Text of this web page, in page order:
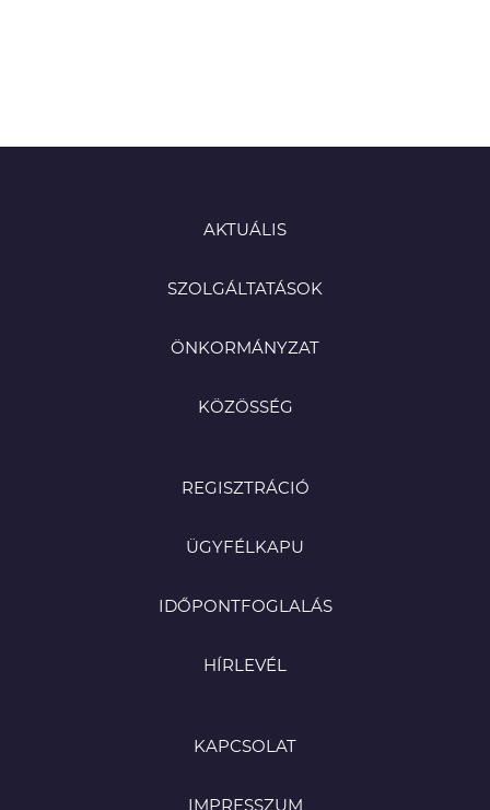
AKTUÁLIS
SZOLGÁLTATÁSOK
ÖNKORMÁNYZAT
KÖZÖSSÉG
REGISZTRÁCIÓ
ÜGYFÉLKAPU
IDŐPONTFOGLALÁS
HÍRLEVÉL
KAPCSOLAT
IMPRESSZUM